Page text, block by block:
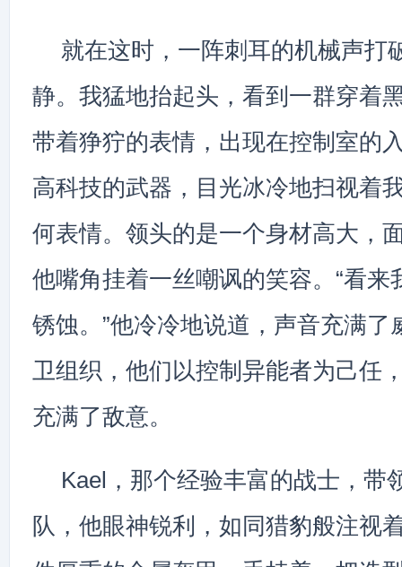
就在这时，一阵刺耳的机械声打
静。我猛地抬起头，看到一群穿着
带着狰狞的表情，出现在控制室的
高科技的武器，目光冰冷地扫视着
何表情。领头的是一个身材高大，
他嘴角挂着一丝嘲讽的笑容。“看来
锈蚀。”他冷冷地说道，声音充满了
卫组织，他们以控制异能者为己任
充满了敌意。
Kael，那个经验丰富的战士，带
队，他眼神锐利，如同猎豹般注视